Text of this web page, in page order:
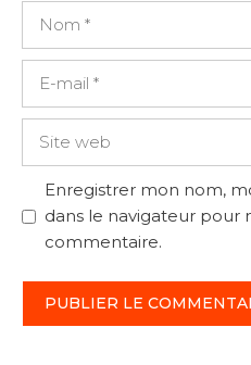
Enregistrer mon nom,
dans le navigateur pour
commentaire.